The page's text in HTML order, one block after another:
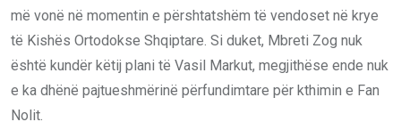
më vonë në momentin e përshtatshëm të vendoset në krye
të Kishës Ortodokse Shqiptare. Si duket, Mbreti Zog nuk
është kundër këtij plani të Vasil Markut, megjithëse ende nuk
e ka dhënë pajtueshmërinë përfundimtare për kthimin e Fan
Nolit.